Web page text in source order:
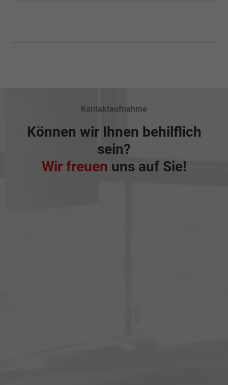
Kontaktaufnahme
Können wir Ihnen behilflich
sein?
Wir freuen uns auf Sie!